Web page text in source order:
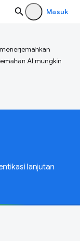
Masuk
AI mungkin
lanjutan